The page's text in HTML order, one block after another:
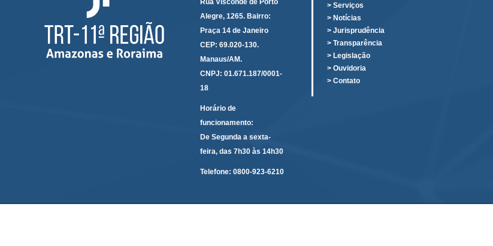
Rua Visconde de Porto
Alegre, 1265. Bairro:
Praça 14 de Janeiro
CEP: 69.020-130.
Manaus/AM.
CNPJ: 01.671.187/0001-
18
Horário de
funcionamento:
De Segunda a sexta-
feira, das 7h30 às 14h30
Telefone: 0800-923-6210
> Serviços
> Notícias
> Jurisprudência
> Transparência
> Legislação
> Ouvidoria
> Contato